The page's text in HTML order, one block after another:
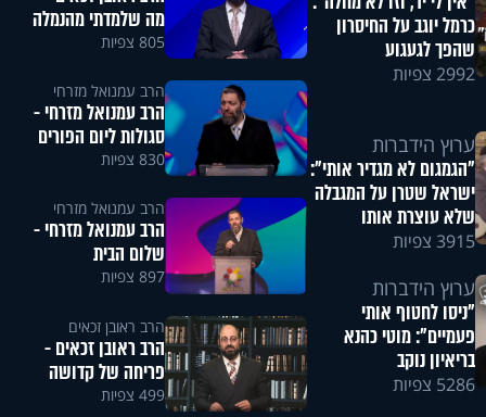
כרמל יוגב על החיסרון
שהפך לגעגוע
2992 צפיות
ערוץ הידברות
"הגמגום לא מגדיר אותי":
ישראל שטרן על המגבלה
שלא עוצרת אותו
3915 צפיות
ערוץ הידברות
"ניסו לחטוף אותי
פעמיים": מוטי כהנא
בריאיון נוקב
5286 צפיות
מה שלמדתי מהנמלה
805 צפיות
הרב עמנואל מזרחי
הרב עמנואל מזרחי -
סגולות ליום הפורים
830 צפיות
הרב עמנואל מזרחי
הרב עמנואל מזרחי -
שלום הבית
897 צפיות
הרב ראובן זכאים
הרב ראובן זכאים -
פריחה של קדושה
499 צפיות